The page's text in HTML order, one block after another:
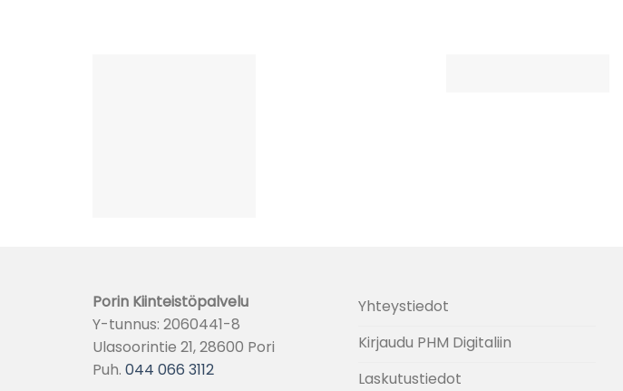
Porin Kiinteistöpalvelu
Y-tunnus: 2060441-8
Ulasoorintie 21, 28600 Pori
Puh. 044 066 3112
Yhteystiedot
Kirjaudu PHM Digitaliin
Laskutustiedot